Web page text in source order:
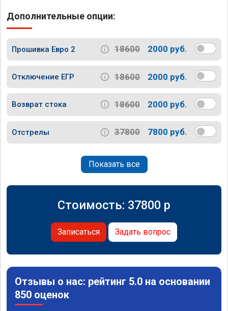
Дополнительные опции:
Прошивка Евро 2 18600 2000 руб.
Отключение ЕГР 18600 2000 руб.
Возврат стока 18600 2000 руб.
Отстрелы 37800 7800 руб.
Показать все
Стоимость: 37800 p
Записаться Задать вопрос
Отзывы о нас: рейтинг 5.0 на основании
850 оценок